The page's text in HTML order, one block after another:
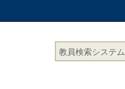
教員検索システム